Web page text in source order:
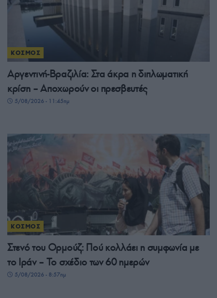
ΚΟΣΜΟΣ
Αργεντινή-Βραζιλία: Στα άκρα η διπλωματική
κρίση – Αποχωρούν οι πρεσβευτές
5/08/2026 - 11:45πμ
ΚΟΣΜΟΣ
Στενό του Ορμούζ: Πού κολλάει η συμφωνία με
το Ιράν – Το σχέδιο των 60 ημερών
5/08/2026 - 8:57πμ